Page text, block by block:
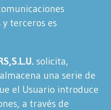
terceros es
solicita,
una serie de
el Usuario introduce
a través de